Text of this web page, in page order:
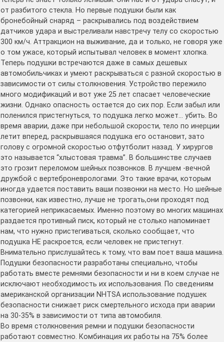
от разбитого стекла. Но первые подушки были как
бронебойный снаряд – раскрывались под воздействием
датчиков удара и выстреливали навстречу телу со скоростью
300 км/ч. Аттракцион на выживание, да и только, не говоря уже
о том ужасе, который испытывал человек в момент хлопка.
Теперь подушки встречаются даже в самых дешевых
автомобильчиках и умеют раскрываться с разной скоростью в
зависимости от силы столкновения. Устройство пережило
много модификаций и вот уже 25 лет спасает человеческие
жизни. Однако опасность остается до сих пор. Если забыл или
поленился пристегнуться, то подушка легко может… убить. Во
время аварии, даже при небольшой скорости, тело по инерции
летит вперед, раскрывшаяся подушка его остановит, зато
голову с огромной скоростью отфутболит назад. У хирургов
это называется “хлыстовая травма”. В большинстве случаев
это грозит переломом шейных позвонков. В лучшем -вечной
дружбой с вертеброневрологами. Это такие врачи, которым
иногда удается поставить ваши позвонки на место. Но шейные
позвонки, как известно, лучше не трогать,они проходят под
категорией неприкасаемых. Именно поэтому во многих машинах
раздается противный писк, который не столько напоминает
нам, что нужно пристегиваться, сколько сообщает, что
подушка НЕ раскроется, если человек не пристегнут.
Внимательно прислушайтесь к тому, что вам поет ваша машина.
Подушки безопасности разработаны специально, чтобы
работать вместе ремнями безопасности и ни в коем случае не
исключают необходимость их использования. По сведениям
американской организации NHTSA использование подушек
безопасности снижает риск смертельного исхода при аварии
на 30-35% в зависимости от типа автомобиля.
Во время столкновения ремни и подушки безопасности
работают совместно. Комбинация их работы на 75% более